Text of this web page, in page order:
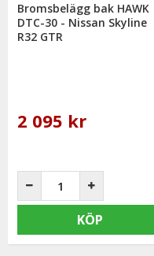
Bromsbelägg bak HAWK
DTC-30 - Nissan Skyline
R32 GTR
2 095 kr
KÖP